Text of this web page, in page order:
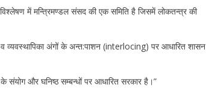
में मन्त्रिमण्डल संसद की एक समिति है जिसमें लोकतन्त्र की
व्यवस्थापिका अंगों के अन्त:पाशन (interlocing) पर आधारित शासन
संयोग और घनिष्ठ सम्बन्धों पर आधारित सरकार है।”